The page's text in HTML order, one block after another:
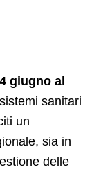
4 giugno al
sanitari
un
sia in
delle